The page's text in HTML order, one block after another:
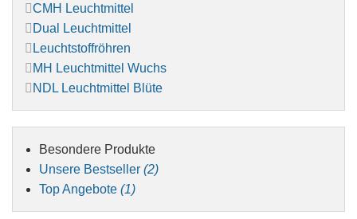
CMH Leuchtmittel
Dual Leuchtmittel
Leuchtstoffröhren
MH Leuchtmittel Wuchs
NDL Leuchtmittel Blüte
Besondere Produkte
Unsere Bestseller (2)
Top Angebote (1)